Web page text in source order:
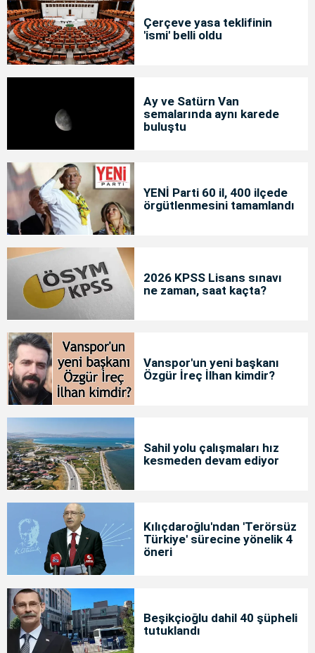
Çerçeve yasa teklifinin
'ismi' belli oldu
Ay ve Satürn Van
semalarında aynı karede
buluştu
YENİ Parti 60 il, 400 ilçede
örgütlenmesini tamamlandı
2026 KPSS Lisans sınavı
ne zaman, saat kaçta?
Vanspor'un yeni başkanı
Özgür İreç İlhan kimdir?
Sahil yolu çalışmaları hız
kesmeden devam ediyor
Kılıçdaroğlu'ndan 'Terörsüz
Türkiye' sürecine yönelik 4
öneri
Beşikçioğlu dahil 40 şüpheli
tutuklandı